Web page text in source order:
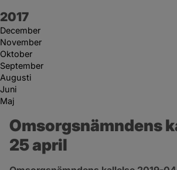
År:
2017
December
November
Oktober
September
Augusti
Juni
Maj
Omsorgsnämndens
25 april